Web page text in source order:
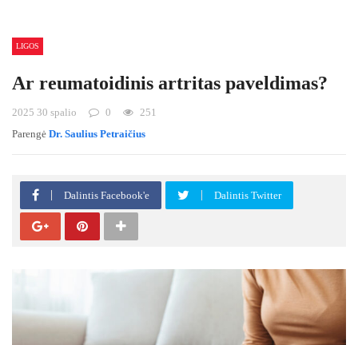
LIGOS
Ar reumatoidinis artritas paveldimas?
2025 30 spalio 0
251
Parengė Dr. Saulius Petraičius
Dalintis Facebook'e Dalintis Twitter